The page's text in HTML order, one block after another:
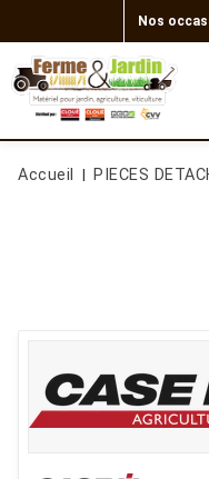
Nos
Accueil PIECES